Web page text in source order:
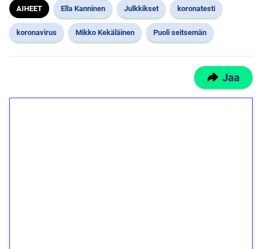
AIHEET Ella Kanninen Julkkikset koronatesti
koronavirus Mikko Kekäläinen Puoli seitsemän
Jaa